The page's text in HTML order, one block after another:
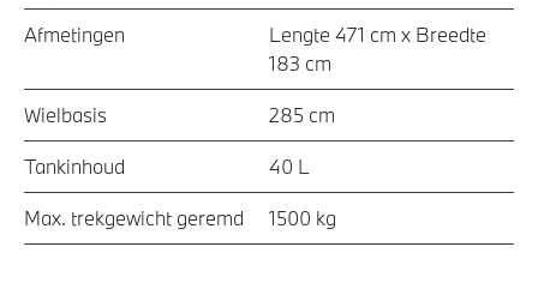
Afmetingen
Lengte 471 cm x Breedte
183 cm
Wielbasis 285 cm
Tankinhoud 40 L
Max. trekgewicht geremd 1500 kg